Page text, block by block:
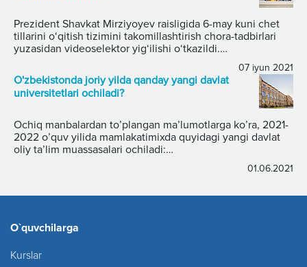
Prezident Shavkat Mirziyoyev raisligida 6-may kuni chet
tillarini o‘qitish tizimini takomillashtirish chora-tadbirlari
yuzasidan videoselektor yig‘ilishi o‘tkazildi.
Mamlakatimizda har yili ilm-fanning bir nechta yo‘nalishi
tanlab olinib, alohida e’tibor bilan rivojlantirilmoqda. Bu yil
fizika va chet tillari ana shunday ustuvor sohalar etib
belgilangan.
07 iyun 2021
O'zbekistonda joriy yilda qanday yangi davlat
universitetlari ochiladi?
Ochiq manbalardan to’plangan ma’lumotlarga ko’ra, 2021-
2022 o’quv yilida mamlakatimixda quyidagi yangi davlat
oliy ta’lim muassasalari ochiladi:
Qoraqalpoq Qishloq xo'jaligi va agrotexnologiya instituti
01.06.2021
O`quvchilarga
Kurslar